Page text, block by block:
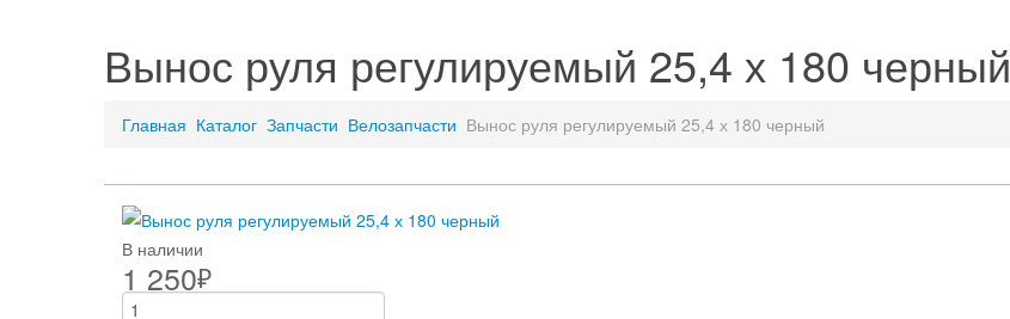
Вынос руля регулируемый 25,4 х 180 черный
Главная Каталог Запчасти Велозапчасти Вынос руля регулируемый 25,4 х 180 черный
В наличии
1 250₽